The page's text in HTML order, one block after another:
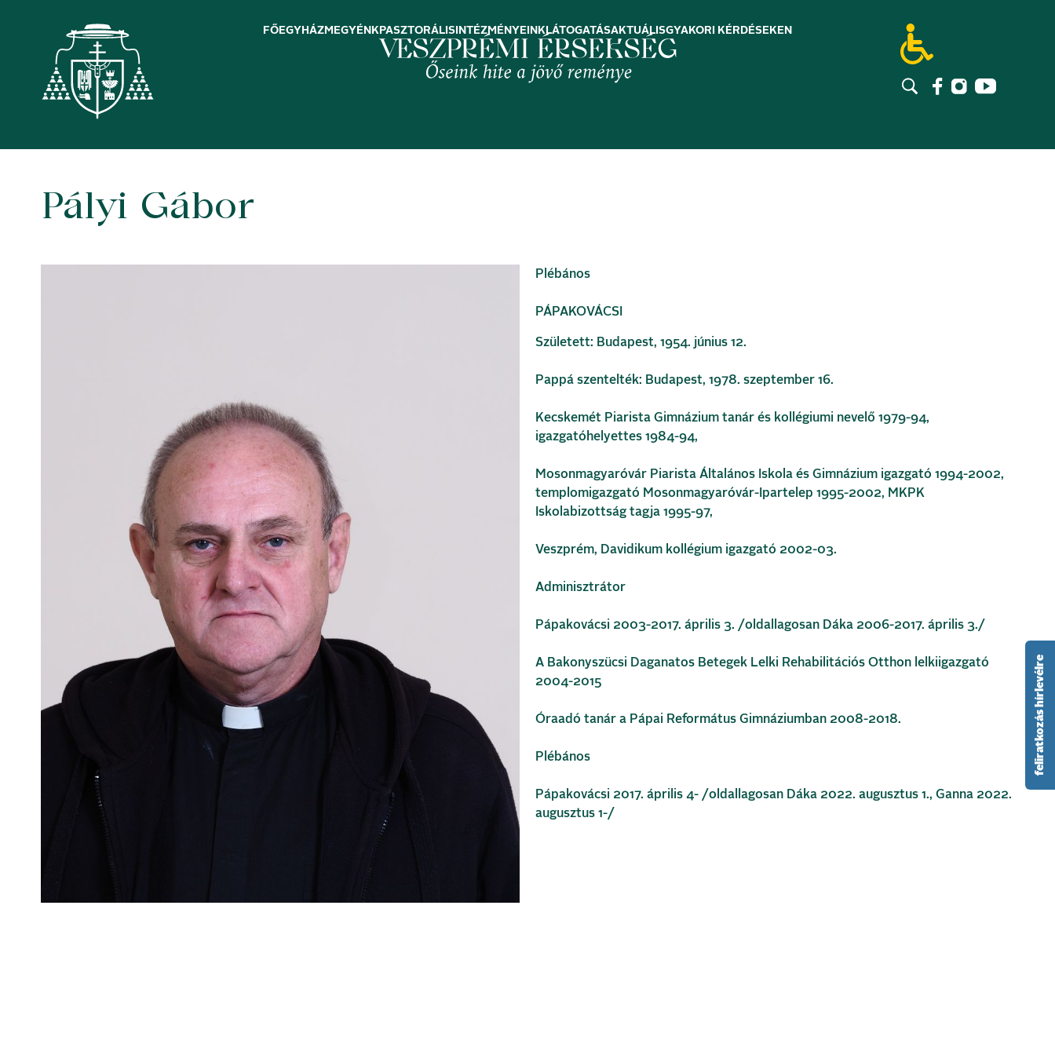
FŐEGYHÁZMEGYÉNK PASZTORÁLIS INTÉZMÉNYEINK LÁTOGATÁSAKTUÁLISGYAKORI KÉRDÉSEK EN
Pályi Gábor
Plébános
PÁPAKOVÁCSI
Született: Budapest, 1954. június 12.
Pappá szentelték: Budapest, 1978. szeptember 16.
Kecskemét Piarista Gimnázium tanár és kollégiumi nevelő 1979-94,
igazgatóhelyettes 1984-94,
Mosonmagyaróvár Piarista Általános Iskola és Gimnázium igazgató 1994-2002,
templomigazgató Mosonmagyaróvár-Ipartelep 1995-2002, MKPK
Iskolabizottság tagja 1995-97,
Veszprém, Davidikum kollégium igazgató 2002-03.
Adminisztrátor
Pápakovácsi 2003-2017. április 3. /oldallagosan Dáka 2006-2017. április 3./
A Bakonyszücsi Daganatos Betegek Lelki Rehabilitációs Otthon lelkiigazgató
2004-2015
Óraadó tanár a Pápai Református Gimnáziumban 2008-2018.
Plébános
Pápakovácsi 2017. április 4- /oldallagosan Dáka 2022. augusztus 1., Ganna 2022.
augusztus 1-/
feliratkozás hírlevélre